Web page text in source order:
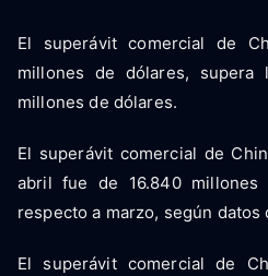
El superávit comercial de
millones de dólares, supera
millones de dólares.
El superávit comercial de
abril fue de 16.840 millones
respecto a marzo, según datos
El superávit comercial de